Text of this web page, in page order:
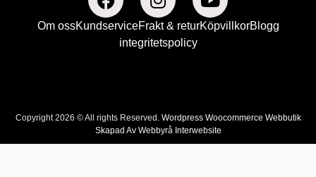
Om ossKundserviceFrakt & returKöpvillkorBlogg
integritetspolicy
Copyright 2026 © All rights Reserved. Wordpress Woocommerce Webbutik
Skapad Av Webbyrå Interwebsite